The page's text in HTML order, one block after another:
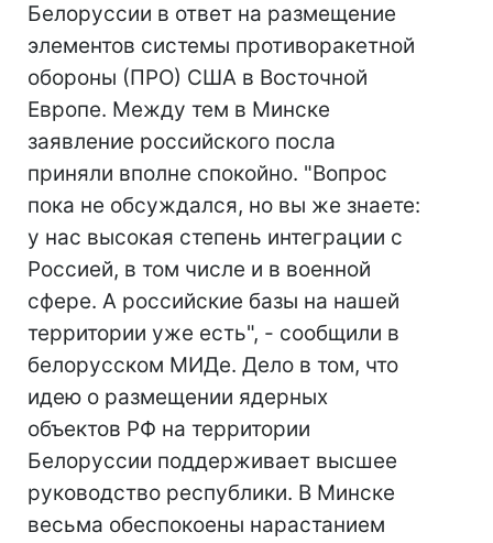
Белоруссии в ответ на размещение
элементов системы противоракетной
обороны (ПРО) США в Восточной
Европе. Между тем в Минске
заявление российского посла
приняли вполне спокойно. "Вопрос
пока не обсуждался, но вы же знаете:
у нас высокая степень интеграции с
Россией, в том числе и в военной
сфере. А российские базы на нашей
территории уже есть", - сообщили в
белорусском МИДе. Дело в том, что
идею о размещении ядерных
объектов РФ на территории
Белоруссии поддерживает высшее
руководство республики. В Минске
весьма обеспокоены нарастанием